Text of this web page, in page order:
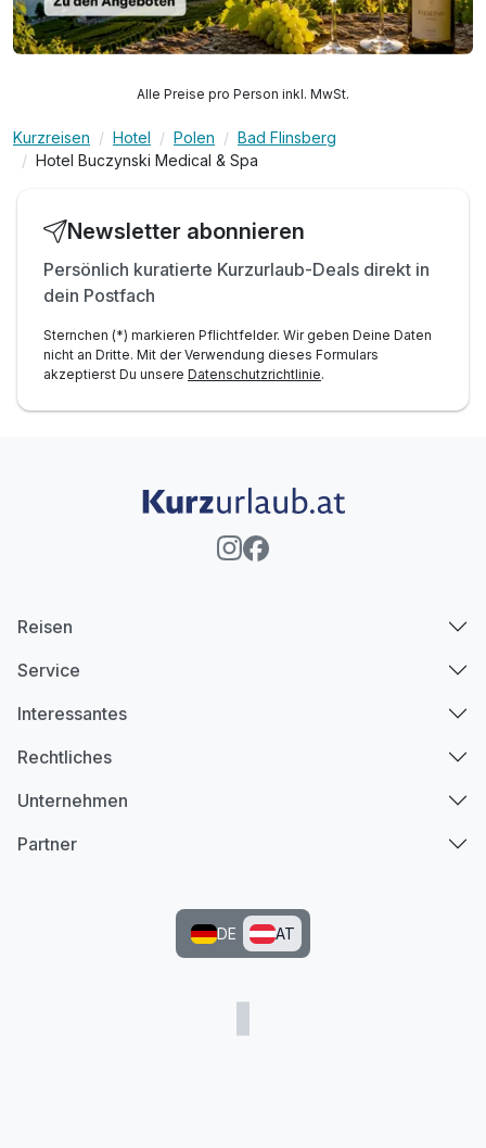
Alle Preise pro Person inkl. MwSt.
Kurzreisen Hotel Polen
Bad Flinsberg
Hotel Buczynski Medical & Spa
Newsletter abonnieren
Persönlich kuratierte Kurzurlaub-Deals direkt in
dein Postfach
Sternchen (*) markieren Pflichtfelder. Wir geben Deine Daten
nicht an Dritte. Mit der Verwendung dieses Formulars
akzeptierst Du unsere Datenschutzrichtlinie.
Reisen
Service
Interessantes
Rechtliches
Unternehmen
Partner
DE AT